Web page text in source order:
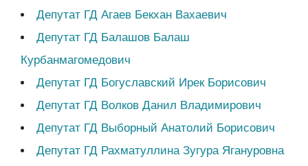
Депутат ГД Агаев Бекхан Вахаевич
Депутат ГД Балашов Балаш
Курбанмагомедович
Депутат ГД Богуславский Ирек Борисович
Депутат ГД Волков Данил Владимирович
Депутат ГД Выборный Анатолий Борисович
Депутат ГД Рахматуллина Зугура Ягануровна